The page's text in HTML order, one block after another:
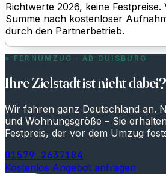
Richtwerte 2026, keine
Summe nach kostenloser
durch den Partnerbetrieb.
FERNUMZUG · AB DUISBURG
Ihre Zielstadt ist nicht dabei?
Wir fahren ganz Deutschland an.
und Wohnungsgröße – Sie
Festpreis, der vor dem Umzug
01579 2637184
Kostenlos Angebot anfragen